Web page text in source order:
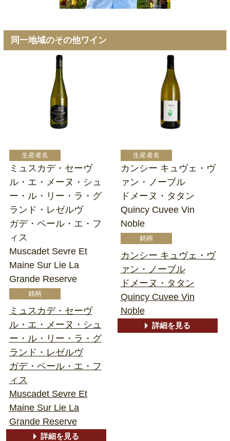
同一地域のその他ワイン
ミュスカデ・セーヴ
ル・エ・メーヌ・シュ
ー・ル・リー・ラ・グ
ランド・レゼルヴ
ガデ・ペール・エ・フ
ィス
Muscadet Sevre Et
Maine Sur Lie La
Grande Reserve
ミュスカデ・セーヴ
ル・エ・メーヌ・シュ
ー・ル・リー・ラ・グ
ランド・レゼルヴ
ガデ・ペール・エ・フ
ィス
Muscadet Sevre Et
Maine Sur Lie La
Grande Reserve
詳細を見る
カンシー キュヴェ・ヴ
ァン・ノーブル
ドメーヌ・タタン
Quincy Cuvee Vin
Noble
カンシー キュヴェ・ヴ
ァン・ノーブル
ドメーヌ・タタン
Quincy Cuvee Vin
Noble
詳細を見る